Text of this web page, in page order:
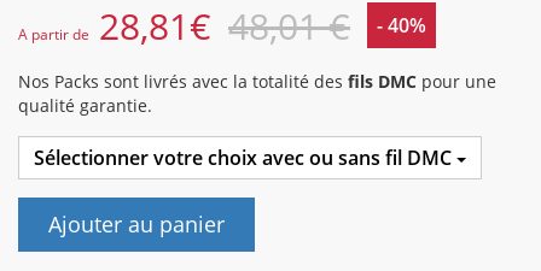
A partir de 28,81€ 48,01 € - 40%
Nos Packs sont livrés avec la totalité des fils DMC pour une
qualité garantie.
Sélectionner votre choix avec ou sans fil DMC
Ajouter au panier